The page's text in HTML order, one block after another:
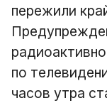
пережили
по
часов утра